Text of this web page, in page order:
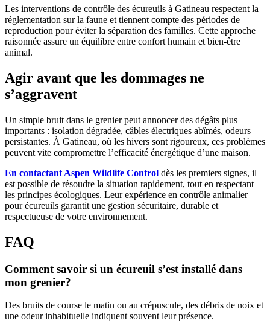
Les interventions de contrôle des écureuils à Gatineau respectent la
réglementation sur la faune et tiennent compte des périodes de
reproduction pour éviter la séparation des familles. Cette approche
raisonnée assure un équilibre entre confort humain et bien-être
animal.
Agir avant que les dommages ne
s’aggravent
Un simple bruit dans le grenier peut annoncer des dégâts plus
importants : isolation dégradée, câbles électriques abîmés, odeurs
persistantes. À Gatineau, où les hivers sont rigoureux, ces problèmes
peuvent vite compromettre l’efficacité énergétique d’une maison.
En contactant Aspen Wildlife Control dès les premiers signes, il
est possible de résoudre la situation rapidement, tout en respectant
les principes écologiques. Leur expérience en contrôle animalier
pour écureuils garantit une gestion sécuritaire, durable et
respectueuse de votre environnement.
FAQ
Comment savoir si un écureuil s’est installé dans
mon grenier?
Des bruits de course le matin ou au crépuscule, des débris de noix et
une odeur inhabituelle indiquent souvent leur présence.